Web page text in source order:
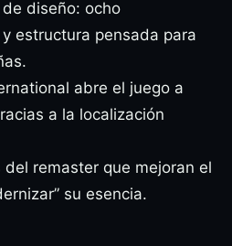
diseño: ocho
estructura pensada para
abre el juego a
a la localización
remaster que mejoran el
su esencia.